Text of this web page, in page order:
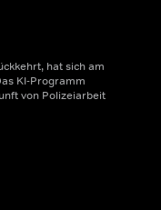
hat sich am
KI-Programm
von Polizeiarbeit